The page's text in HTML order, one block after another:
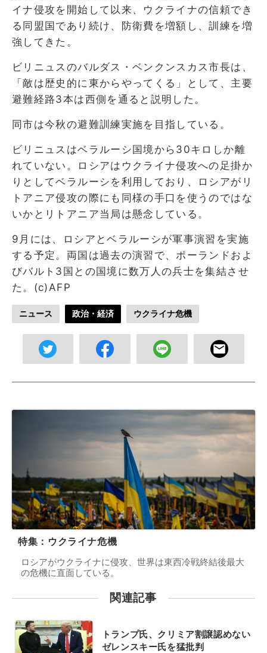
イナ侵攻を開始して以来、ウクライナの信頼でき
る同盟国であり続け、防衛費を増額し、訓練を増
強してきた。
ビリニュスのバルダス・ベンクンスカス市長は、
「敵は歴史的に東からやってくる」として、主要
避難経路3本は西側を通ると説明した。
同市は今秋の避難訓練実施を目指している。
ビリニュスはベラルーシ国境から30キロしか離
れていない。ロシアはウクライナ侵攻への足掛か
りとしてベラルーシを利用しており、ロシアがリ
トアニア侵攻の際にも同様の手口を使うのではな
いかとリトアニア当局は懸念している。
9月には、ロシアとベラルーシが軍事演習を実施
する予定。両国は過去の演習で、ポーランドおよ
びバルト3国との国境に数万人の兵士を集結させ
た。(c)AFP
ニュース 政治・経済 ウクライナ危機
特集：ウクライナ危機
ロシアがウクライナに侵攻、世界は東西冷戦終結後最大
の危機に直面している。
関連記事
トランプ氏、クリミア割譲認めない
ゼレンスキー氏を猛批判